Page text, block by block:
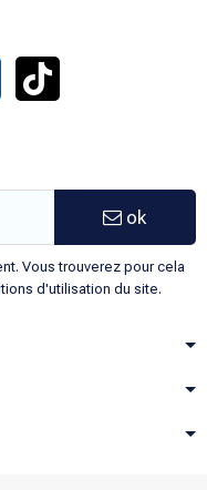
Instagram
ok
Vous trouverez pour cela
d'utilisation du site.